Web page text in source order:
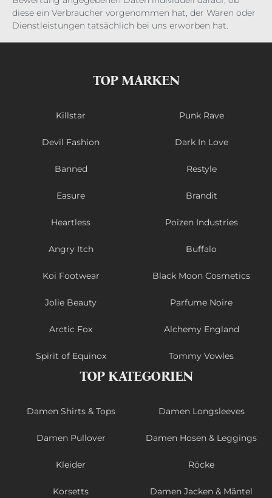
diese ein Verbraucher vorgenommen hat, der Waren oder
Dienstleistungen tatsächlich bei uns erworben hat.
TOP MARKEN
Killstar Punk Rave
Devil Fashion Dark In Love
Banned Restyle
Easure Brandit
Heartless Poizen Industries
Angry Itch Buffalo
Koi Footwear Black Moon Cosmetics
Jolie Beauty Parfume Noire
Arctic Fox Alchemy England
Spirit of Equinox Tommy Vowles
TOP KATEGORIEN
Damen Shirts & Tops Damen Longsleeves
Damen Pullover Damen Hosen & Leggings
Kleider Röcke
Korsetts Damen Jacken & Mäntel